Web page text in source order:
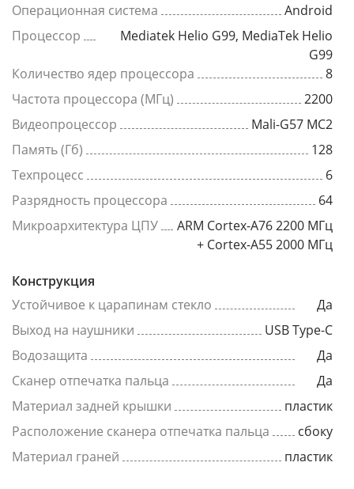
Операционная система
Android
Процессор
Mediatek Helio G99, MediaTek Helio
G99
Количество ядер процессора
8
Частота процессора (МГц)
2200
Видеопроцессор
Mali-G57 MC2
Память (Гб)
128
Техпроцесс
6
Разрядность процессора
64
Микроархитектура ЦПУ
ARM Cortex-A76 2200 МГц
+ Cortex-A55 2000 МГц
Конструкция
Устойчивое к царапинам стекло
Да
Выход на наушники
USB Type-C
Водозащита
Да
Сканер отпечатка пальца
Да
Материал задней крышки
пластик
Расположение сканера отпечатка пальца
сбоку
Материал граней
пластик